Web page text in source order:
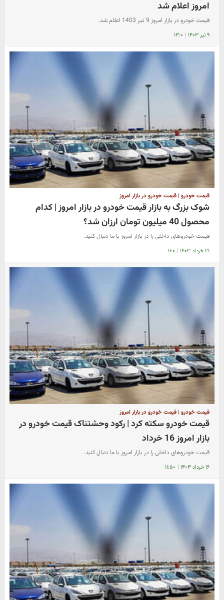
امروز اعلام شد
قیمت خودرو در بازار امروز 9 تیر 1403 اعلام شد.
۹ تیر ۱۴۰۳ | ۱۳:۰
قیمت خودرو | قیمت خودرو در بازار امروز
شوک بزرگ به بازار قیمت خودرو در بازار امروز | کدام
محصول 40 میلیون تومان ارزان شد؟
قیمت خودروهای داخلی را در بازار امروز با ما دنبال کنید.
۲۱ خرداد ۱۴۰۳ | ۱۱:۰
قیمت خودرو | قیمت خودرو در بازار امروز
قیمت خودرو سکته کرد | رکود وحشتناک قیمت خودرو در
بازار امروز 16 خرداد
قیمت خودروهای داخلی را در بازار امروز با ما دنبال کنید.
۱۶ خرداد ۱۴۰۳ | ۱۱:۵۰